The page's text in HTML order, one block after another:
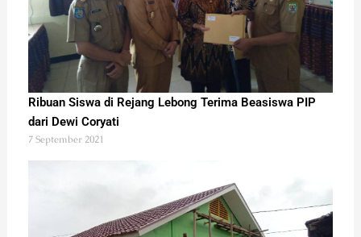
Ribuan Siswa di Rejang Lebong Terima Beasiswa PIP
dari Dewi Coryati
7 September 2021